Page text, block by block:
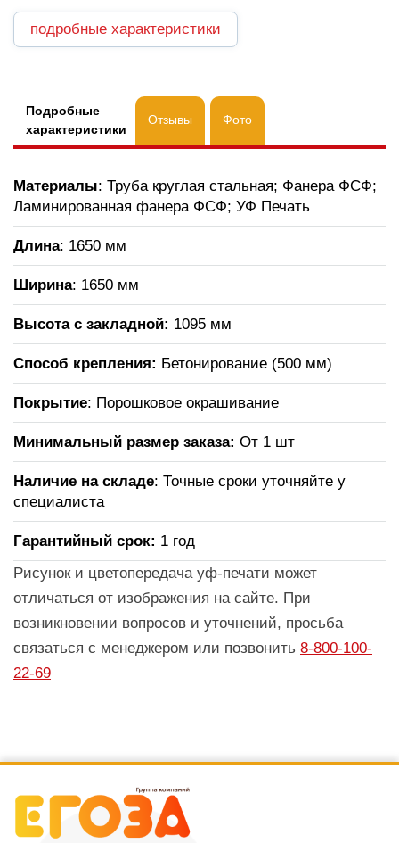
подробные характеристики
Подробные
характеристики
Отзывы Фото
Материалы: Труба круглая стальная; Фанера ФСФ;
Ламинированная фанера ФСФ; УФ Печать
Длина: 1650 мм
Ширина: 1650 мм
Высота с закладной: 1095 мм
Способ крепления: Бетонирование (500 мм)
Покрытие: Порошковое окрашивание
Минимальный размер заказа: От 1 шт
Наличие на складе: Точные сроки уточняйте у
специалиста
Гарантийный срок: 1 год
Рисунок и цветопередача уф-печати может
отличаться от изображения на сайте. При
возникновении вопросов и уточнений, просьба
связаться с менеджером или позвонить 8-800-100-
22-69